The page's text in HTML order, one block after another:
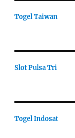
Togel Taiwan
Slot Pulsa Tri
Togel Indosat